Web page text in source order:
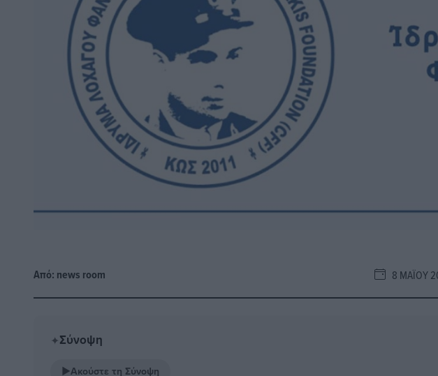
Από: news room 8 ΜΑΪ́ΟΥ
✦Σύνοψη
▶Ακούστε τη Σύνοψη